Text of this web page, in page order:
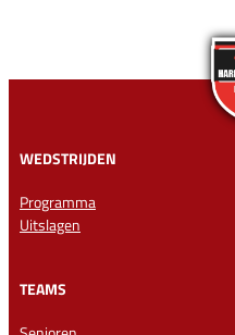
WEDSTRIJDEN
Programma
Uitslagen
TEAMS